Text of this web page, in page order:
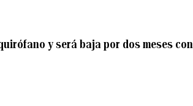
y será baja por dos meses con